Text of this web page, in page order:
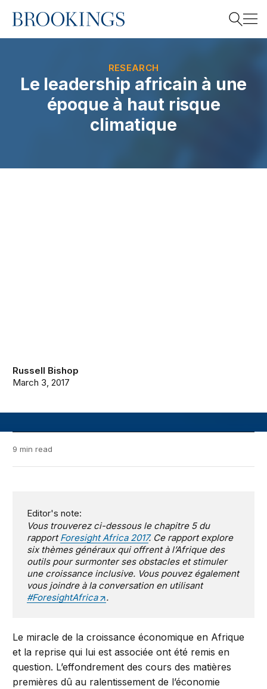
Home
RESEARCH
Le leadership africain à une
époque à haut risque
climatique
Russell Bishop
March 3, 2017
9 min read
Editor's note:
Vous trouverez ci-dessous le chapitre 5 du
rapportForesight Africa 2017. Ce rapport explore
six thèmes généraux qui offrent à l’Afrique des
outils pour surmonter ses obstacles et stimuler
une croissance inclusive. Vous pouvez également
vous joindre à la conversation en utilisant
#ForesightAfrica
.
Le miracle de la croissance économique en Afrique
et la reprise qui lui est associée ont été remis en
question. L’effondrement des cours des matières
premières dû au ralentissement de l’économie